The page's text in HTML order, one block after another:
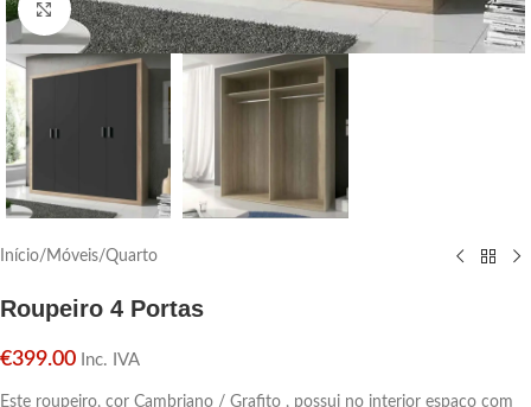
Click para aumentar
Início/ Móveis/Quarto
Roupeiro 4 Portas
€399.00 Inc. IVA
Este roupeiro, cor Cambriano / Grafito , possui no interior espaço com